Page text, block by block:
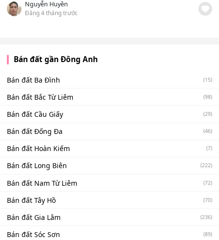
Nguyễn Huyền
Đăng 4 tháng trước
Bán đất gần Đông Anh
Bán đất Ba Đình (15)
Bán đất Bắc Từ Liêm (98)
Bán đất Cầu Giấy (29)
Bán đất Đống Đa (46)
Bán đất Hoàn Kiếm (7)
Bán đất Long Biên (222)
Bán đất Nam Từ Liêm (72)
Bán đất Tây Hồ (70)
Bán đất Gia Lâm (236)
Bán đất Sóc Sơn (89)